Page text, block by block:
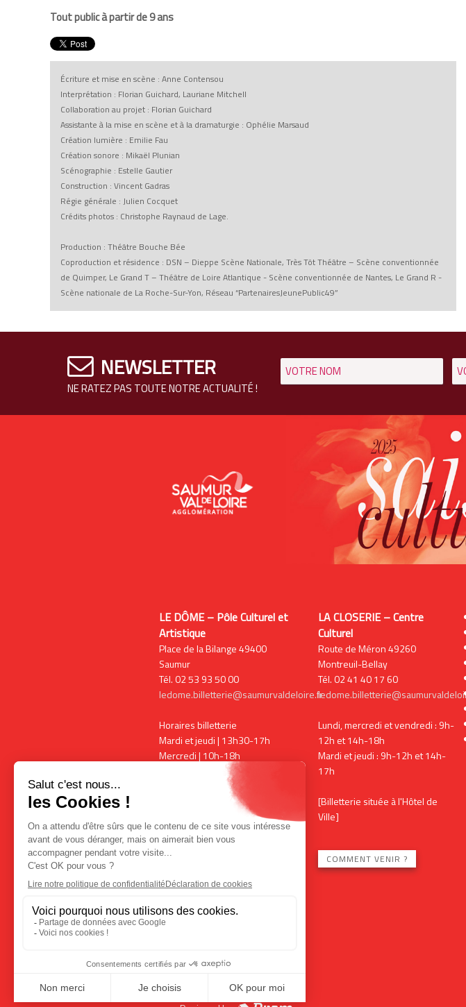
Tout public à partir de 9 ans
Écriture et mise en scène : Anne Contensou
Interprétation : Florian Guichard, Lauriane Mitchell
Collaboration au projet : Florian Guichard
Assistante à la mise en scène et à la dramaturgie : Ophélie Marsaud
Création lumière : Emilie Fau
Création sonore : Mikaël Plunian
Scénographie : Estelle Gautier
Construction : Vincent Gadras
Régie générale : Julien Cocquet
Crédits photos : Christophe Raynaud de Lage.
Production : Théâtre Bouche Bée
Coproduction et résidence : DSN – Dieppe Scène Nationale, Très Tôt Théâtre – Scène conventionnée
de Quimper, Le Grand T – Théâtre de Loire Atlantique - Scène conventionnée de Nantes, Le Grand R -
Scène nationale de La Roche-Sur-Yon, Réseau “PartenairesJeunePublic49”
NEWSLETTER
NE RATEZ PAS TOUTE NOTRE ACTUALITÉ !
LE DÔME – Pôle Culturel et
Artistique
Place de la Bilange 49400
Saumur
Tél. 02 53 93 50 00
ledome.billetterie@saumurvaldeloire.fr
Horaires billetterie
Mardi et jeudi | 13h30-17h
Mercredi | 10h-18h
Vendredi | 13h30-17h
Horaires expositions
Mardi, vendredi et samedi | 15h-
18h00
Mercredi | 10h-18h
spectacles
LA CLOSERIE – Centre
Culturel
Route de Méron 49260
Montreuil-Bellay
Tél. 02 41 40 17 60
Lundi, mercredi et vendredi : 9h-
12h et 14h-18h
Mardi et jeudi : 9h-12h et 14h-
17h
[Billetterie située à l'Hôtel de
Ville]
COMMENT VENIR ?